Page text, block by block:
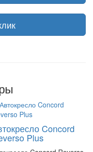
Concord
Plus